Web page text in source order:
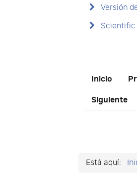
Versión
Scientific
Inicio
Siguiente
Está aquí: